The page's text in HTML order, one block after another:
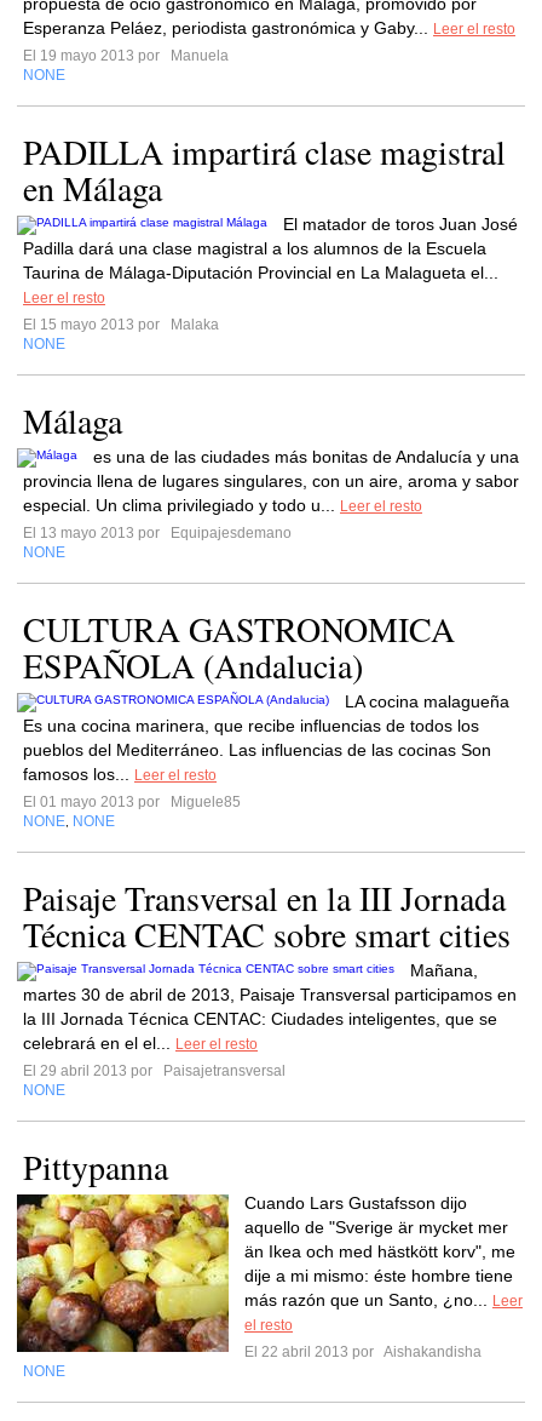
Esperanza Peláez, periodista gastronómica y Gaby...
Leer el resto
El 19 mayo 2013 por
Manuela
NONE
PADILLA impartirá clase magistral
en Málaga
El matador de toros Juan José
Padilla dará una clase magistral a los alumnos de la Escuela
Taurina de Málaga-Diputación Provincial en La Malagueta el...
Leer el resto
El 15 mayo 2013 por
Malaka
NONE
Málaga
es una de las ciudades más bonitas de Andalucía y una
provincia llena de lugares singulares, con un aire, aroma y sabor
especial. Un clima privilegiado y todo u...
Leer el resto
El 13 mayo 2013 por
Equipajesdemano
NONE
CULTURA GASTRONOMICA
ESPAÑOLA (Andalucia)
LA cocina malagueña
Es una cocina marinera, que recibe influencias de todos los
pueblos del Mediterráneo. Las influencias de las cocinas Son
famosos los...
Leer el resto
El 01 mayo 2013 por
Miguele85
NONE NONE
Paisaje Transversal en la III Jornada
Técnica CENTAC sobre smart cities
Mañana,
martes 30 de abril de 2013, Paisaje Transversal participamos en
la III Jornada Técnica CENTAC: Ciudades inteligentes, que se
celebrará en el el...
Leer el resto
El 29 abril 2013 por
Paisajetransversal
NONE
Pittypanna
Cuando Lars Gustafsson dijo
aquello de "Sverige är mycket mer
än Ikea och med hästkött korv", me
dije a mi mismo: éste hombre tiene
más razón que un Santo, ¿no...
Leer
el resto
El 22 abril 2013 por Aishakandisha
NONE